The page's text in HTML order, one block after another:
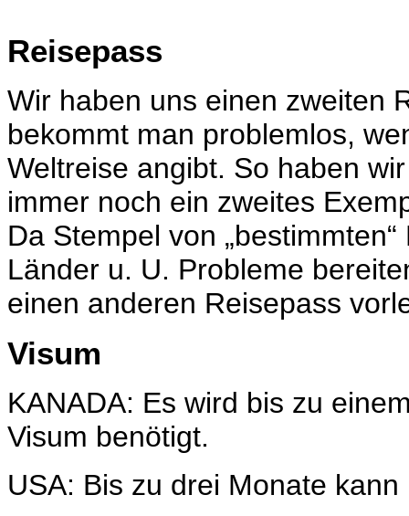
Reisepass
Wir haben uns einen zweiten
bekommt man problemlos,
Weltreise angibt. So haben
immer noch ein zweites
Da Stempel von
Länder u. U. Probleme
einen anderen Reisepass
Visum
KANADA: Es wird bis zu
Visum benötigt.
USA: Bis zu drei Monate